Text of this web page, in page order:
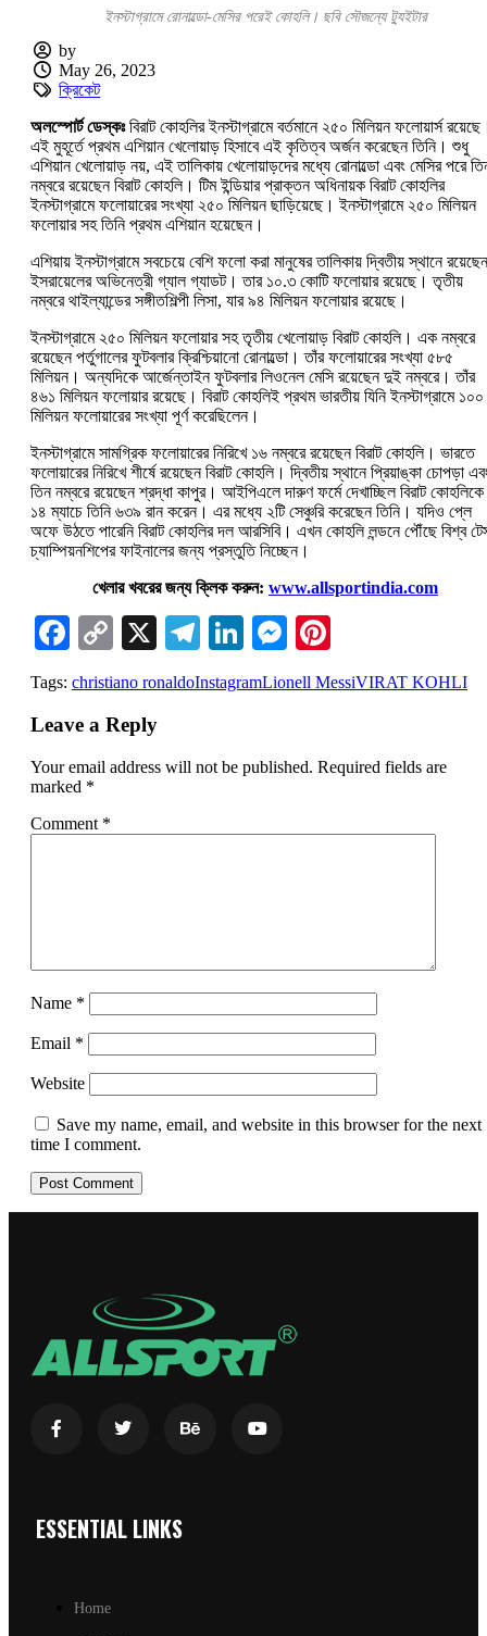
ইনস্টাগ্রামে রোনাল্ডো-মেসির পরেই কোহলি। ছবি সৌজন্যে ট্যুইটার
by
May 26, 2023
ক্রিকেট
অলস্পোর্ট ডেস্কঃবিরাট কোহলির ইনস্টাগ্রামে বর্তমানে ২৫০ মিলিয়ন ফলোয়ার্স
এই মুহূর্তে প্রথম এশিয়ান খেলোয়াড় হিসাবে এই কৃতিত্ব অর্জন করেছেন তিনি। শুধু
এশিয়ান খেলোয়াড় নয়, এই তালিকায় খেলোয়াড়দের মধ্যে রোনাল্ডো এবং মেসির পরে
নম্বরে রয়েছেন বিরাট কোহলি। টিম ইন্ডিয়ার প্রাক্তন অধিনায়ক বিরাট কোহলির
ইনস্টাগ্রামে ফলোয়ারের সংখ্যা ২৫০ মিলিয়ন ছাড়িয়েছে। ইনস্টাগ্রামে ২৫০ মিলিয়ন
ফলোয়ার সহ তিনি প্রথম এশিয়ান হয়েছেন।
এশিয়ায় ইনস্টাগ্রামে সবচেয়ে বেশি ফলো করা মানুষের তালিকায় দ্বিতীয় স্থানে রয়েছেন
ইসরায়েলের অভিনেত্রী গ্যাল গ্যাডট। তার ১০.৩ কোটি ফলোয়ার রয়েছে। তৃতীয়
নম্বরে থাইল্যান্ডের সঙ্গীতশিল্পী লিসা, যার ৯৪ মিলিয়ন ফলোয়ার রয়েছে।
ইনস্টাগ্রামে ২৫০ মিলিয়ন ফলোয়ার সহ তৃতীয় খেলোয়াড় বিরাট কোহলি। এক নম্বরে
রয়েছেন পর্তুগালের ফুটবলার ক্রিশ্চিয়ানো রোনাল্ডো। তাঁর ফলোয়ারের সংখ্যা ৫৮৫
মিলিয়ন। অন্যদিকে আর্জেন্তাইন ফুটবলার লিওনেল মেসি রয়েছেন দুই নম্বরে। তাঁর
৪৬১ মিলিয়ন ফলোয়ার রয়েছে। বিরাট কোহলিই প্রথম ভারতীয় যিনি ইনস্টাগ্রামে ১০০
মিলিয়ন ফলোয়ারের সংখ্যা পূর্ণ করেছিলেন।
ইনস্টাগ্রামে সামগ্রিক ফলোয়ারের নিরিখে ১৬ নম্বরে রয়েছেন বিরাট কোহলি। ভারতে
ফলোয়ারের নিরিখে শীর্ষে রয়েছেন বিরাট কোহলি। দ্বিতীয় স্থানে প্রিয়াঙ্কা চোপড়া
তিন নম্বরে রয়েছেন শ্রদ্ধা কাপুর। আইপিএলে দারুণ ফর্মে দেখাচ্ছিল বিরাট
১৪ ম্যাচে তিনি ৬৩৯ রান করেন। এর মধ্যে ২টি সেঞ্চুরি করেছেন তিনি। যদিও প্লে
অফে উঠতে পারেনি বিরাট কোহলির দল আরসিবি। এখন কোহলি লন্ডনে পৌঁছে বিশ্ব
চ্যাম্পিয়নশিপের ফাইনালের জন্য প্রস্তুতি নিচ্ছেন।
খেলার খবরের জন্য ক্লিক করুন: www.allsportindia.com
Facebook
Copy
Link
X Telegram
LinkedIn
Messenger
Tags: christiano ronaldoInstagramLionell MessiVIRAT KOHLI
Leave a Reply
Your email address will not be published. Required fields are
marked *
Comment *
Name *
Email *
Website
Save my name, email, and website in this browser for the next
time I comment.
ESSENTIAL LINKS
Home